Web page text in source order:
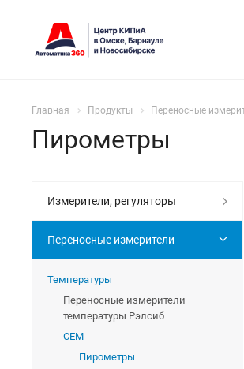
Главная Продукты Переносные
Пирометры
Измерители, регуляторы
Переносные измерители
Температуры
Переносные измерители
температуры Рэлсиб
CEM
Пирометры